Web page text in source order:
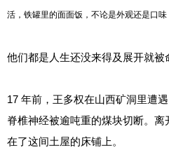
活，铁罐里的面面饭，不论是外观还是口味
他们都是人生还没来得及展开就被
17 年前，王多权在山西矿洞里遭
脊椎神经被逾吨重的煤块切断。
在了这间土屋的床铺上。